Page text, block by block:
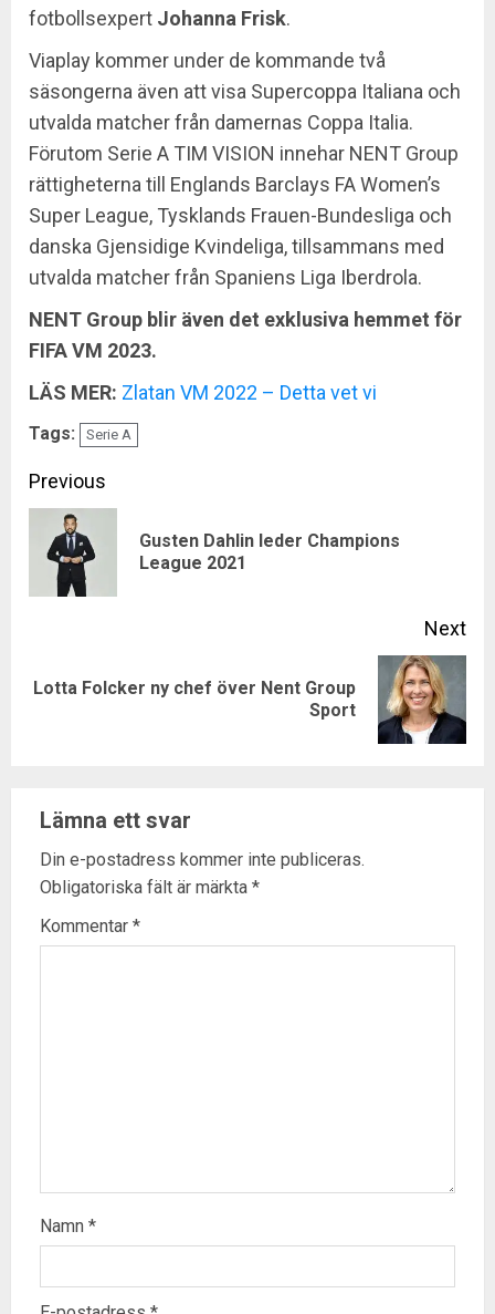
fotbollsexpert Johanna Frisk.
Viaplay kommer under de kommande två
säsongerna även att visa Supercoppa Italiana och
utvalda matcher från damernas Coppa Italia.
Förutom Serie A TIM VISION innehar NENT Group
rättigheterna till Englands Barclays FA Women’s
Super League, Tysklands Frauen-Bundesliga och
danska Gjensidige Kvindeliga, tillsammans med
utvalda matcher från Spaniens Liga Iberdrola.
NENT Group blir även det exklusiva hemmet för
FIFA VM 2023.
LÄS MER: Zlatan VM 2022 – Detta vet vi
Tags: Serie A
Continue
Reading
Previous
Gusten Dahlin leder Champions
League 2021
Next
Next
Lotta Folcker ny chef över Nent Group
Sport
Lämna ett svar
Din e-postadress kommer inte publiceras.
Obligatoriska fält är märkta *
Kommentar *
Namn *